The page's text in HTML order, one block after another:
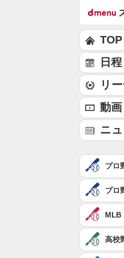
TOP
日
リ
動画
ニ
プロ
プロ
MLB
高校